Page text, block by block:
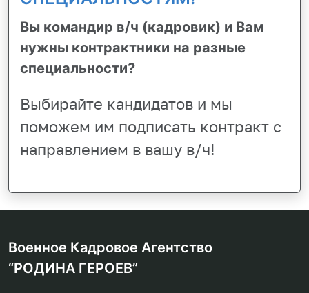
Вы командир в/ч (кадровик) и Вам
нужны контрактники на разные
специальности?
Выбирайте кандидатов и мы
поможем им подписать контракт с
направлением в вашу в/ч!
Военное Кадровое Агентство
“РОДИНА ГЕРОЕВ”